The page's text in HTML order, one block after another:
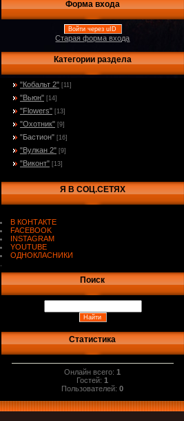
Форма входа
Войти через uID
Старая форма входа
Категории раздела
"Кобальт 2" [11]
"Вьюн" [14]
"Flowers" [13]
"Охотник" [9]
"Бастион" [16]
"Вулкан 2" [9]
"Виконт" [13]
Я В СОЦ.СЕТЯХ
В КОНТАКТЕ
FACEBOOK
INSTAGRAM
YOUTUBE
ОДНОКЛАСНИКИ
Поиск
Статистика
Онлайн всего:1
Гостей:1
Пользователей:0